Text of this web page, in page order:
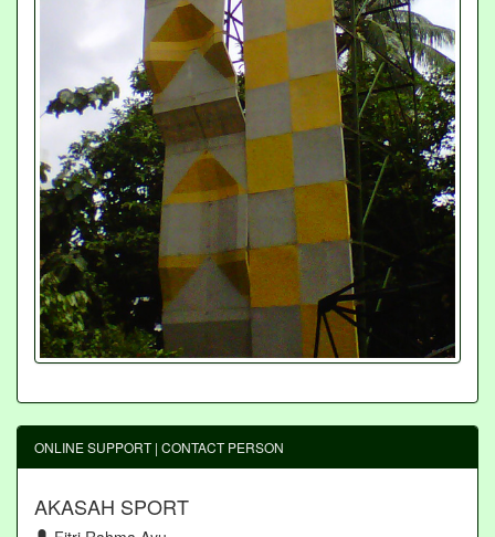
ONLINE SUPPORT | CONTACT PERSON
AKASAH SPORT